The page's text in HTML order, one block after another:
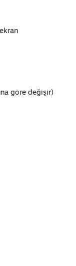
göre değişir)